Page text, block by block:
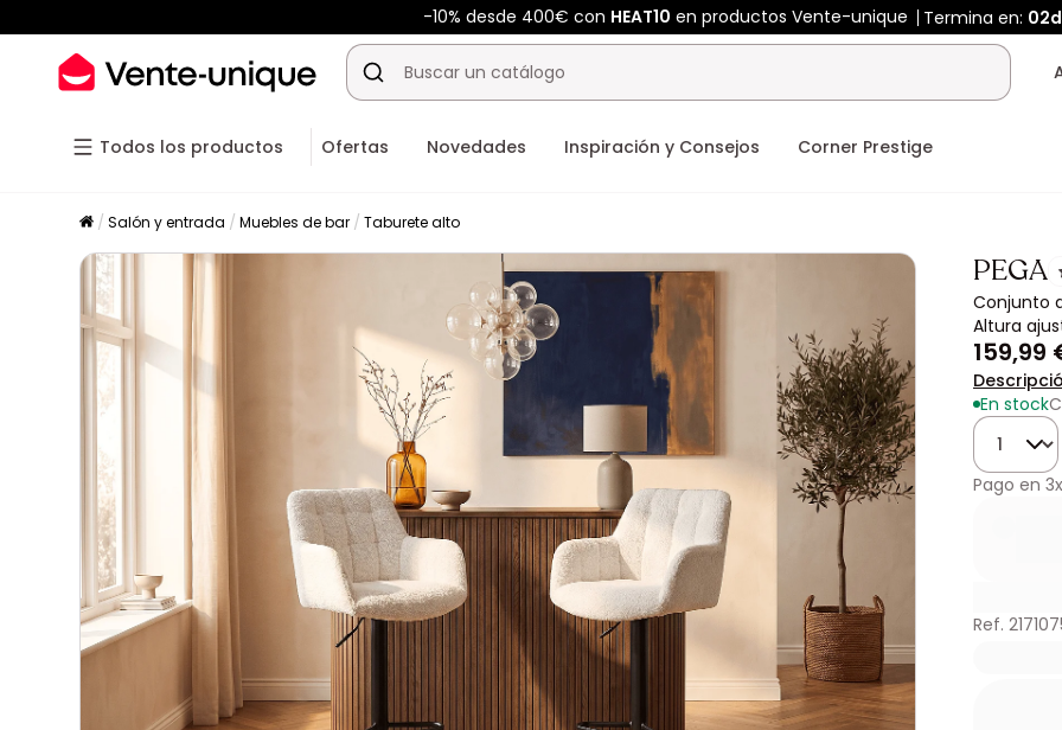
-10% desde 400€ con HEAT10en productos Vente-unique Termina en: 02d
Todos los productos Ofertas Novedades Inspiración y Consejos Corner Prestige
Salón y entrada Muebles de bar Taburete alto
PEGA
Conjunto
Altura
159,99
En stock
Cantidad
Pago en 3x
Ref.